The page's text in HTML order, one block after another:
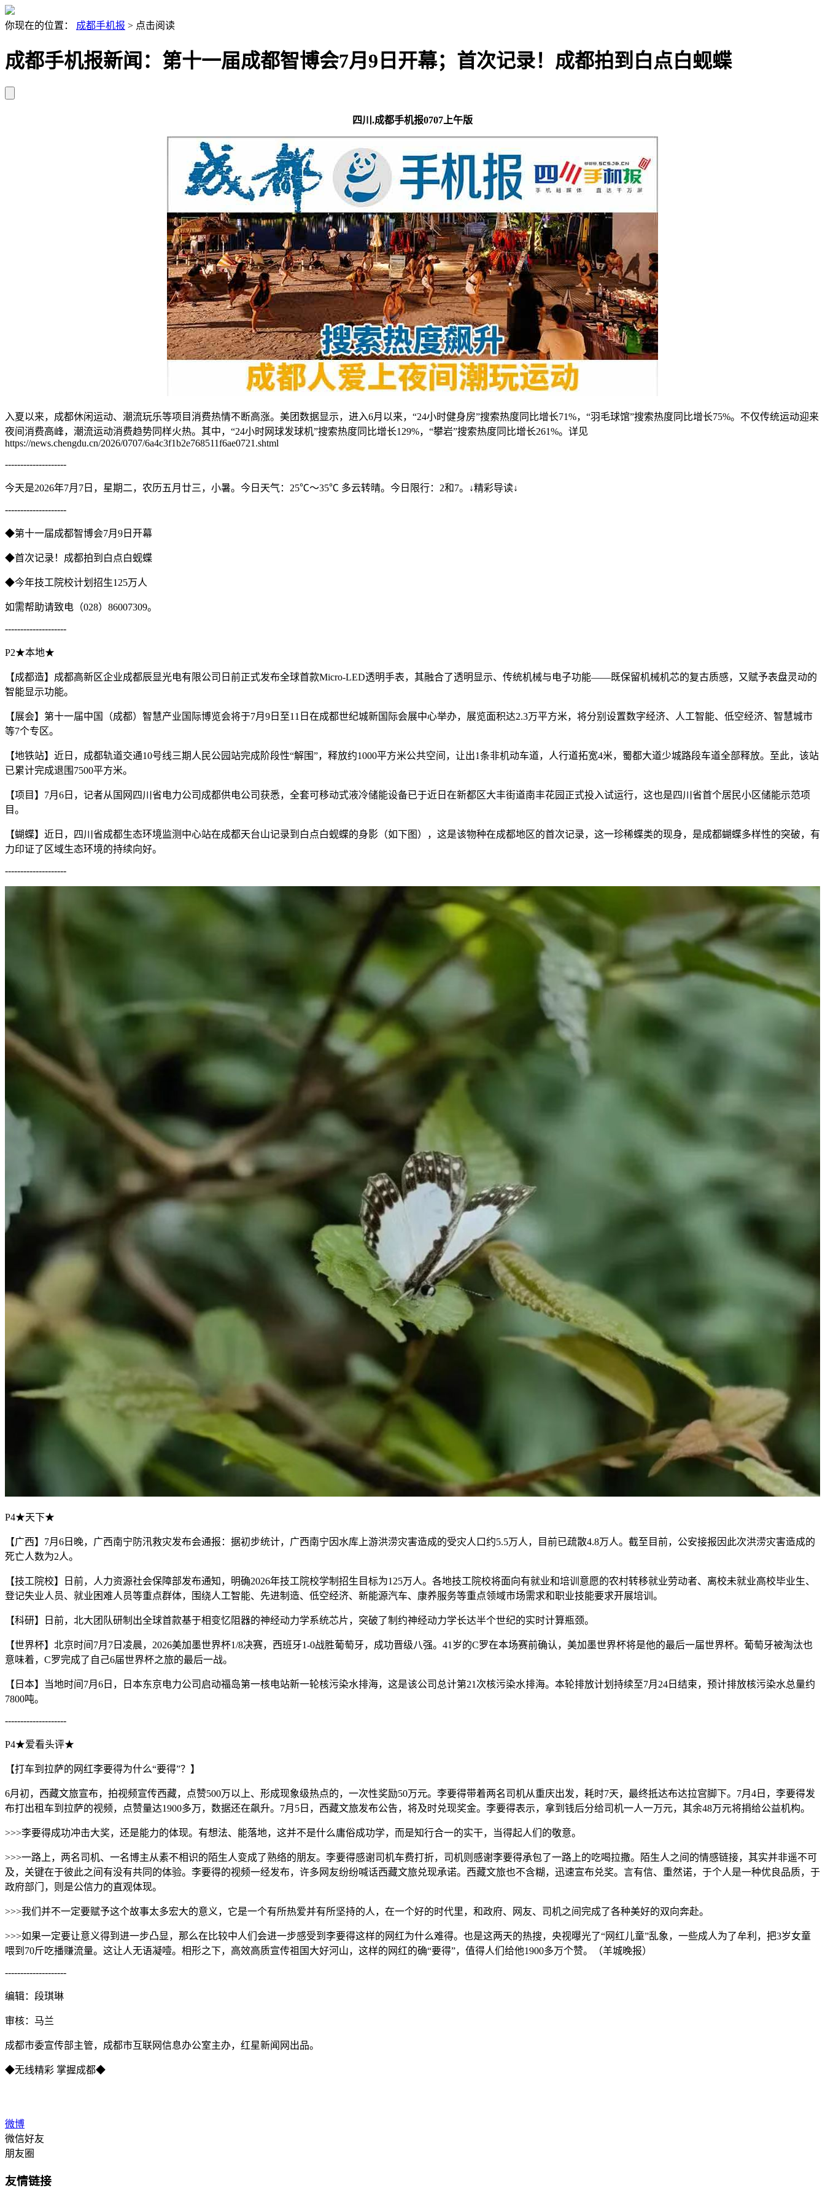
你现在的位置： 成都手机报 > 点击阅读
成都手机报新闻：第十一届成都智博会7月9日开幕；首次记录！成都拍到白点白蚬蝶
四川.成都手机报0707上午版
入夏以来，成都休闲运动、潮流玩乐等项目消费热情不断高涨。美团数据显示，进入6月以来，“24小时健身房”搜索热度同比增长71%，“羽毛球馆”搜索热度同比增长75%。不仅传统运动迎来
夜间消费高峰，潮流运动消费趋势同样火热。其中，“24小时网球发球机”搜索热度同比增长129%，“攀岩”搜索热度同比增长261%。详见
https://news.chengdu.cn/2026/0707/6a4c3f1b2e768511f6ae0721.shtml
--------------------
今天是2026年7月7日，星期二，农历五月廿三，小暑。今日天气：25℃～35℃ 多云转晴。今日限行：2和7。↓精彩导读↓
--------------------
◆第十一届成都智博会7月9日开幕
◆首次记录！成都拍到白点白蚬蝶
◆今年技工院校计划招生125万人
如需帮助请致电（028）86007309。
--------------------
P2★本地★
【成都造】成都高新区企业成都辰显光电有限公司日前正式发布全球首款Micro-LED透明手表，其融合了透明显示、传统机械与电子功能——既保留机械机芯的复古质感，又赋予表盘灵动的
智能显示功能。
【展会】第十一届中国（成都）智慧产业国际博览会将于7月9日至11日在成都世纪城新国际会展中心举办，展览面积达2.3万平方米，将分别设置数字经济、人工智能、低空经济、智慧城市
等7个专区。
【地铁站】近日，成都轨道交通10号线三期人民公园站完成阶段性“解围”，释放约1000平方米公共空间，让出1条非机动车道，人行道拓宽4米，蜀都大道少城路段车道全部释放。至此，该站
已累计完成退围7500平方米。
【项目】7月6日，记者从国网四川省电力公司成都供电公司获悉，全套可移动式液冷储能设备已于近日在新都区大丰街道南丰花园正式投入试运行，这也是四川省首个居民小区储能示范项
目。
【蝴蝶】近日，四川省成都生态环境监测中心站在成都天台山记录到白点白蚬蝶的身影（如下图），这是该物种在成都地区的首次记录，这一珍稀蝶类的现身，是成都蝴蝶多样性的突破，有
力印证了区域生态环境的持续向好。
--------------------
P4★天下★
【广西】7月6日晚，广西南宁防汛救灾发布会通报：据初步统计，广西南宁因水库上游洪涝灾害造成的受灾人口约5.5万人，目前已疏散4.8万人。截至目前，公安接报因此次洪涝灾害造成的
死亡人数为2人。
【技工院校】日前，人力资源社会保障部发布通知，明确2026年技工院校学制招生目标为125万人。各地技工院校将面向有就业和培训意愿的农村转移就业劳动者、离校未就业高校毕业生、
登记失业人员、就业困难人员等重点群体，围绕人工智能、先进制造、低空经济、新能源汽车、康养服务等重点领域市场需求和职业技能要求开展培训。
【科研】日前，北大团队研制出全球首款基于相变忆阻器的神经动力学系统芯片，突破了制约神经动力学长达半个世纪的实时计算瓶颈。
【世界杯】北京时间7月7日凌晨，2026美加墨世界杯1/8决赛，西班牙1-0战胜葡萄牙，成功晋级八强。41岁的C罗在本场赛前确认，美加墨世界杯将是他的最后一届世界杯。葡萄牙被淘汰也
意味着，C罗完成了自己6届世界杯之旅的最后一战。
【日本】当地时间7月6日，日本东京电力公司启动福岛第一核电站新一轮核污染水排海，这是该公司总计第21次核污染水排海。本轮排放计划持续至7月24日结束，预计排放核污染水总量约
7800吨。
--------------------
P4★爱看头评★
【打车到拉萨的网红李要得为什么“要得”？】
6月初，西藏文旅宣布，拍视频宣传西藏，点赞500万以上、形成现象级热点的，一次性奖励50万元。李要得带着两名司机从重庆出发，耗时7天，最终抵达布达拉宫脚下。7月4日，李要得发
布打出租车到拉萨的视频，点赞量达1900多万，数据还在飙升。7月5日，西藏文旅发布公告，将及时兑现奖金。李要得表示，拿到钱后分给司机一人一万元，其余48万元将捐给公益机构。
>>>李要得成功冲击大奖，还是能力的体现。有想法、能落地，这并不是什么庸俗成功学，而是知行合一的实干，当得起人们的敬意。
>>>一路上，两名司机、一名博主从素不相识的陌生人变成了熟络的朋友。李要得感谢司机车费打折，司机则感谢李要得承包了一路上的吃喝拉撒。陌生人之间的情感链接，其实并非遥不可
及，关键在于彼此之间有没有共同的体验。李要得的视频一经发布，许多网友纷纷喊话西藏文旅兑现承诺。西藏文旅也不含糊，迅速宣布兑奖。言有信、重然诺，于个人是一种优良品质，于
政府部门，则是公信力的直观体现。
>>>我们并不一定要赋予这个故事太多宏大的意义，它是一个有所热爱并有所坚持的人，在一个好的时代里，和政府、网友、司机之间完成了各种美好的双向奔赴。
>>>如果一定要让意义得到进一步凸显，那么在比较中人们会进一步感受到李要得这样的网红为什么难得。也是这两天的热搜，央视曝光了“网红儿童”乱象，一些成人为了牟利，把3岁女童
喂到70斤吃播赚流量。这让人无语凝噎。相形之下，高效高质宣传祖国大好河山，这样的网红的确“要得”，值得人们给他1900多万个赞。（羊城晚报）
--------------------
编辑：段琪琳
审核：马兰
成都市委宣传部主管，成都市互联网信息办公室主办，红星新闻网出品。
◆无线精彩 掌握成都◆
微博
微信好友
朋友圈
友情链接